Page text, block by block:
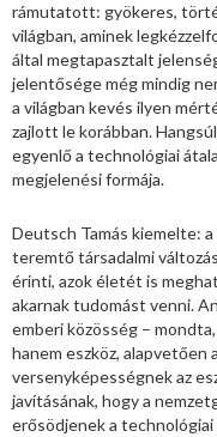
rámutatott: gyökeres,
világban, aminek
által megtapasztalt
jelentősége még mindig
a világban kevés ilyen
zajlott le korábban.
egyenlő a technológiai
megjelenési formája.
Deutsch Tamás kiemelte:
teremtő társadalmi
érinti, azok életét is
akarnak tudomást venni.
emberi közösség –
hanem eszköz, alapvetően
versenyképességnek az
javításának, hogy a
erősödjenek a